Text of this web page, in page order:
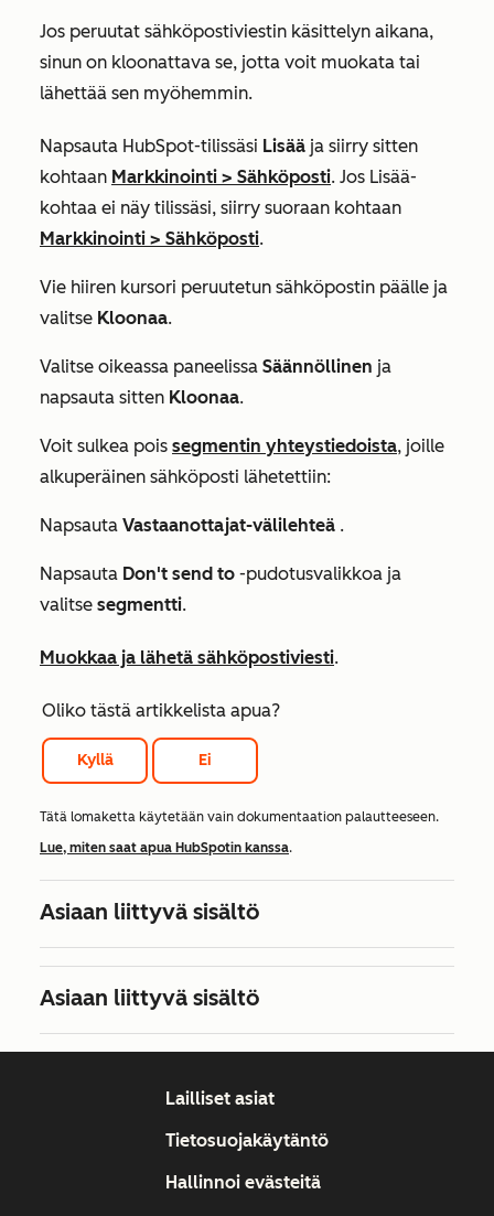
Jos peruutat sähköpostiviestin käsittelyn aikana,
sinun on kloonattava se, jotta voit muokata tai
lähettää sen myöhemmin.
Napsauta HubSpot-tilissäsi Lisää ja siirry sitten
kohtaan Markkinointi > Sähköposti. Jos Lisää-
kohtaa ei näy tilissäsi, siirry suoraan kohtaan
Markkinointi > Sähköposti.
Vie hiiren kursori peruutetun sähköpostin päälle ja
valitse Kloonaa.
Valitse oikeassa paneelissa Säännöllinen ja
napsauta sitten Kloonaa.
Voit sulkea pois segmentin yhteystiedoista, joille
alkuperäinen sähköposti lähetettiin:
Napsauta Vastaanottajat-välilehteä .
Napsauta Don't send to -pudotusvalikkoa ja
valitse segmentti.
Muokkaa ja lähetä sähköpostiviesti.
Oliko tästä artikkelista apua?
Kyllä Ei
Tätä lomaketta käytetään vain dokumentaation palautteeseen.
Lue, miten saat apua HubSpotin kanssa.
Asiaan liittyvä sisältö
Asiaan liittyvä sisältö
Lailliset asiat
Tietosuojakäytäntö
Hallinnoi evästeitä